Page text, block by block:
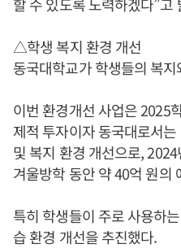
△학생 복지 환경 개선
동국대학교가 학생들의 복
이번 환경개선 사업은 2025
제적 투자이자 동국대로서
및 복지 환경 개선으로,
겨울방학 동안 약 40억 원의
특히 학생들이 주로 사용하
습 환경 개선을 추진했다.